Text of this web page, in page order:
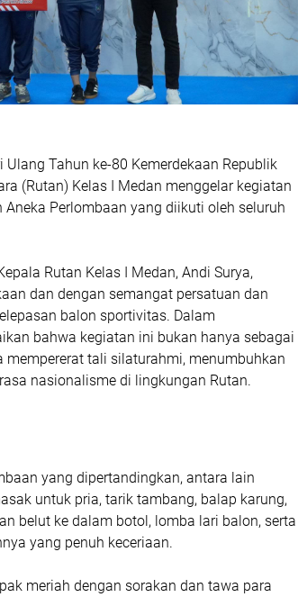
Tahun ke-80 Kemerdekaan Republik
(Rutan) Kelas I Medan menggelar kegiatan
Perlombaan yang diikuti oleh seluruh
Rutan Kelas I Medan, Andi Surya,
dan dengan semangat persatuan dan
balon sportivitas. Dalam
bahwa kegiatan ini bukan hanya sebagai
tali silaturahmi, menumbuhkan
nasionalisme di lingkungan Rutan.
yang dipertandingkan, antara lain
untuk pria, tarik tambang, balap karung,
belut ke dalam botol, lomba lari balon, serta
yang penuh keceriaan.
meriah dengan sorakan dan tawa para